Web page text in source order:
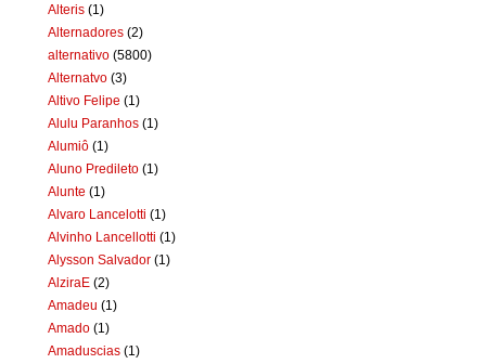
Alteris (1)
Alternadores (2)
alternativo (5800)
Alternatvo (3)
Altivo Felipe (1)
Alulu Paranhos (1)
Alumiô (1)
Aluno Predileto (1)
Alunte (1)
Alvaro Lancelotti (1)
Alvinho Lancellotti (1)
Alysson Salvador (1)
AlziraE (2)
Amadeu (1)
Amado (1)
Amaduscias (1)